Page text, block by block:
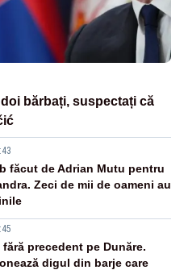
bărbați, suspectați că
făcut de Adrian Mutu pentru
Zeci de mii de oameni au
precedent pe Dunăre.
digul din barje care